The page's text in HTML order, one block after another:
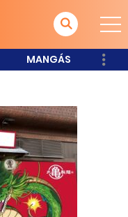
MANGÁS